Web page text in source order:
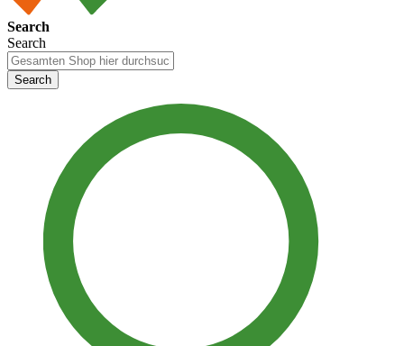
Search
Search
Search